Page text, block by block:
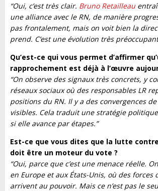
“Oui, c’est très clair. Bruno Retailleau
une alliance avec le RN, de manière
pas frontalement, mais on voit bien la
prend. C’est une évolution très
Qu’est-ce qui vous permet d’affirmer
rapprochement est déjà à l’œuvre
“On observe des signaux très concrets, y
réseaux sociaux où des responsables LR
positions du RN. Il y a des convergences
visibles. Cela traduit une stratégie
si elle avance par étapes.”
Est-ce que vous dites que la lutte
doit être un moteur du vote ?
“Oui, parce que c’est une menace réelle.
en Europe et aux États-Unis, où des forces
arrivent au pouvoir. Mais ce n’est pas le